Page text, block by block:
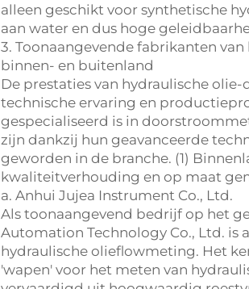
alleen geschikt voor synthetische
aan water en dus hoge
3. Toonaangevende fabrikanten
binnen- en buitenland
De prestaties van hydraulische
technische ervaring en
gespecialiseerd is in
zijn dankzij hun geavanceerde
geworden in de branche. (1)
kwaliteitverhouding en op maat
a. Anhui Jujea Instrument Co., Ltd.
Als toonaangevend bedrijf op het
Automation Technology Co., Ltd.
hydraulische olieflowmeting. Het
'wapen' voor het meten van